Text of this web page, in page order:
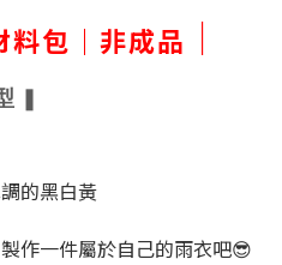
料包｜非成品 ｜
的黑白黃
作一件屬於自己的雨衣吧😎